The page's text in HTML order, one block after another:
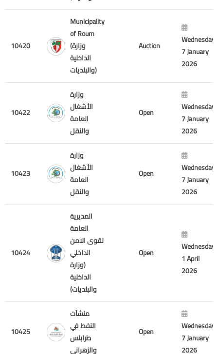
10420
Municipality
of Roum
(وزارة
الداخلية
والبلديات)
Auction
Wednesday
7 January
2026
10422
وزارة
الأشغال
العامة
والنقل
Open
Wednesday
7 January
2026
10423
وزارة
الأشغال
العامة
والنقل
Open
Wednesday
7 January
2026
10424
المديرية
العامة
لقوى الامن
الداخلي
(وزارة
الداخلية
والبلديات)
Open
Wednesday
1 April
2026
10425
منشآت
النفط في
طرابلس
والزهراني
Open
Wednesday
7 January
2026